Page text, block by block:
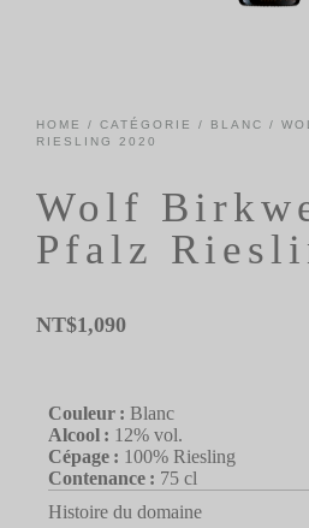
HOME / CATÉGORIE / BLANC
/
RIESLING 2020
Wolf
Pfalz
NT$1,090
Couleur : Blanc
Alcool : 12% vol.
Cépage : 100% Riesling
Contenance : 75 cl
Histoire du domaine